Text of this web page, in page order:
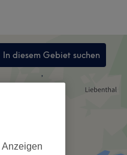
In diesem Gebiet suchen
,